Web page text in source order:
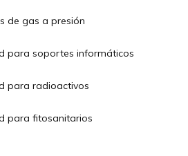
de gas a presión
para soportes informáticos
para radioactivos
para fitosanitarios